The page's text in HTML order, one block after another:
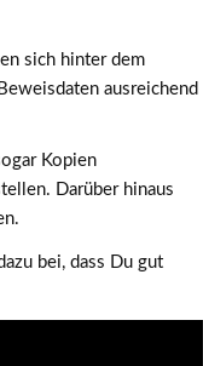
sich hinter dem
ausreichend
Kopien
Darüber hinaus
bei, dass Du gut